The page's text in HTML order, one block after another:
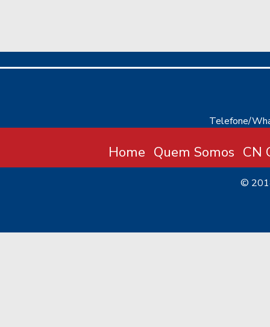
Telefone/
Home Quem Somos CN
©